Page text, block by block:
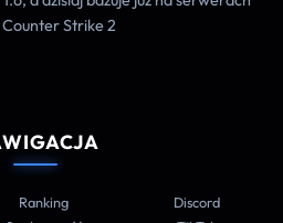
Strike 2
Ranking
Discord